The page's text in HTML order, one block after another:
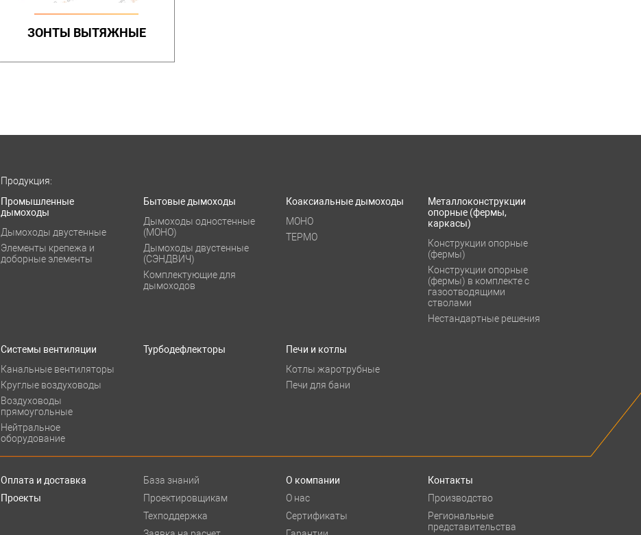
ЗОНТЫ ВЫТЯЖНЫЕ
Продукция:
Промышленные
дымоходы
Дымоходы двустенные
Элементы крепежа и
доборные элементы
Бытовые дымоходы
Дымоходы одностенные
(МОНО)
Дымоходы двустенные
(СЭНДВИЧ)
Комплектующие для
дымоходов
Коаксиальные дымоходы
МОНО
ТЕРМО
Металлоконструкции
опорные (фермы,
каркасы)
Конструкции опорные
(фермы)
Конструкции опорные
(фермы) в комплекте с
газоотводящими
стволами
Нестандартные решения
Системы вентиляции
Канальные вентиляторы
Круглые воздуховоды
Воздуховоды
прямоугольные
Нейтральное
оборудование
Турбодефлекторы
Печи и котлы
Котлы жаротрубные
Печи для бани
Оплата и доставка
Проекты
База знаний
Проектировщикам
Техподдержка
О компании
О нас
Сертификаты
Контакты
Производство
Региональные
представительства